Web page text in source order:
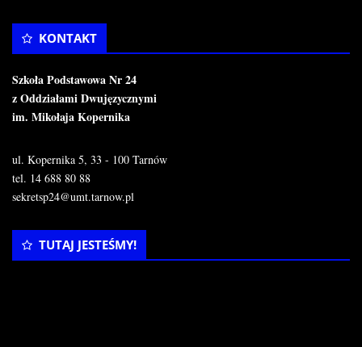
KONTAKT
Szkoła Podstawowa Nr 24
z Oddziałami Dwujęzycznymi
im. Mikołaja Kopernika
ul. Kopernika 5, 33 - 100 Tarnów
tel. 14 688 80 88
sekretsp24@umt.tarnow.pl
TUTAJ JESTEŚMY!